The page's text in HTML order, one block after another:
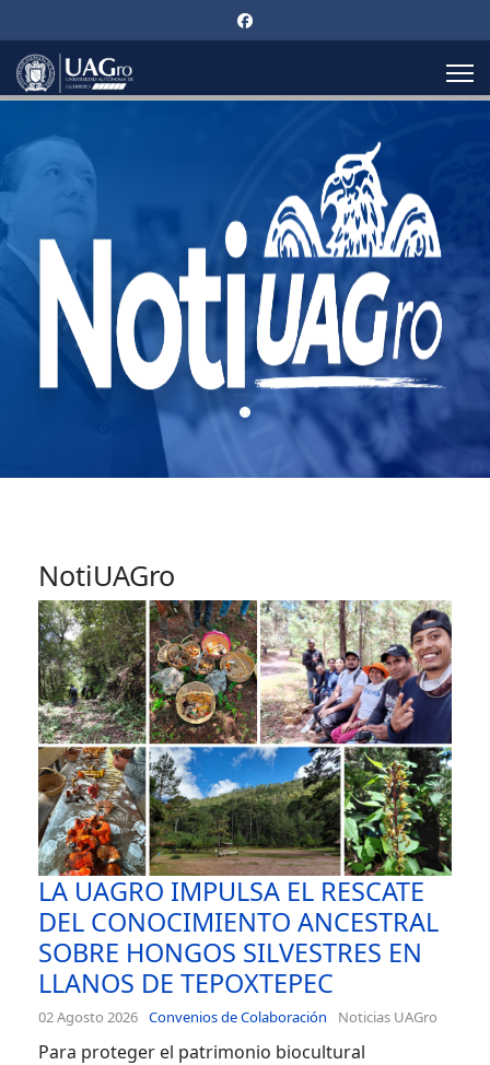
NotiUAGro
LA UAGRO IMPULSA EL RESCATE
DEL CONOCIMIENTO ANCESTRAL
SOBRE HONGOS SILVESTRES EN
LLANOS DE TEPOXTEPEC
02 Agosto 2026 Convenios de Colaboración Noticias UAGro
Para proteger el patrimonio biocultural